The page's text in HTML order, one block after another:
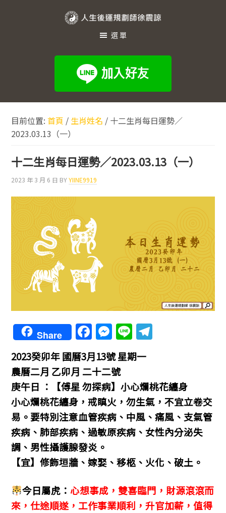
規
師
徐
震
諒
選單
目前位置:首頁 / 生肖姓名 / 十二生肖每日運勢／
2023.03.13（一）
十二生肖每日運勢／2023.03.13（一）
2023 年 3 月 6 日 BYYIINE9919
Share F
a
c
e
b
o
o
k
M
e
ss
e
n
g
er
Li
n
e
gr
a
m
2023癸卯年國曆3月13號 星期一
農曆二月 乙卯月 二十二號
庚午日 ：【傅星 勿探病】小心爛桃花纏身
小心爛桃花纏身，戒瞋火，勿生氣，不宜立卷交
易。 要特別注意血管疾病、中風、痛風、支氣管
疾病、肺部疾病、過敏原疾病、女性內分泌失
調、男性攝護腺發炎。
【宜】修飾垣牆、嫁娶、移柩、火化、破土。
今日屬虎： 心想事成，雙喜臨門，財源滾滾而
來，仕途順遂，工作事業順利，升官加薪，值得